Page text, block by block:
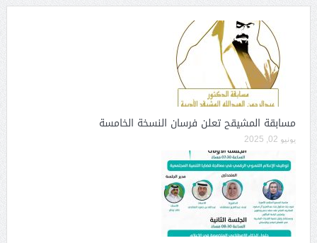
مسابقة المشيقح تعلن فرسان النسخة الخامسة
يونيو 02, 2025